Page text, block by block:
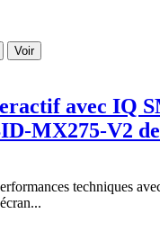
Voir
avec IQ
MX275-V2
techniques